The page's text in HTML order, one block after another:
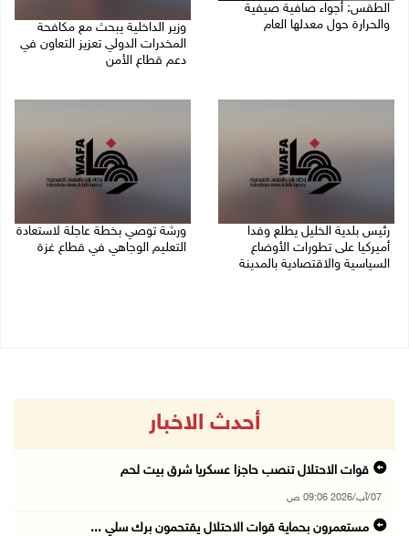
الطقس: أجواء صافية صيفية
والحرارة حول معدلها العام
وزير الداخلية يبحث مع مكافحة
المخدرات الدولي تعزيز التعاون في
دعم قطاع الأمن
رئيس بلدية الخليل يطلع وفدا
أميركيا على تطورات الأوضاع
السياسية والاقتصادية بالمدينة
ورشة توصي بخطة عاجلة لاستعادة
التعليم الوجاهي في قطاع غزة
أحدث الاخبار
قوات الاحتلال تنصب حاجزا عسكريا شرق بيت لحم
07/آب/2026 09:06 ص
مستعمرون بحماية قوات الاحتلال يقتحمون برك سلي ...